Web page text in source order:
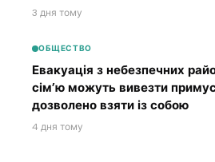
3 дня тому
ОБЩЕСТВО
Евакуація з небезпечних
сім’ю можуть вивезти
дозволено взяти із собою
4 дня тому